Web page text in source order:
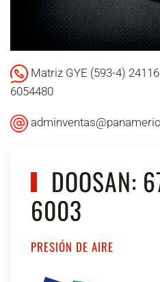
Matriz GYE (593-4)
6054480
DOOSAN:
6003
PRESIÓN DE AIRE